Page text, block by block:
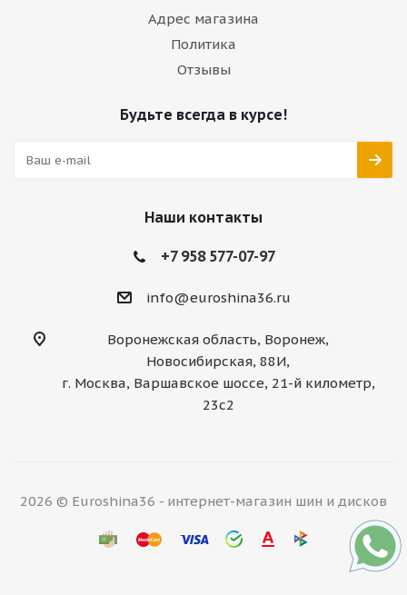
Адрес магазина
Политика
Отзывы
Будьте всегда в курсе!
Наши контакты
+7 958 577-07-97
info@euroshina36.ru
Воронежская область, Воронеж,
Новосибирская, 88И,
г. Москва, Варшавское шоссе, 21-й километр,
23с2
2026 © Euroshina36 - интернет-магазин шин и дисков